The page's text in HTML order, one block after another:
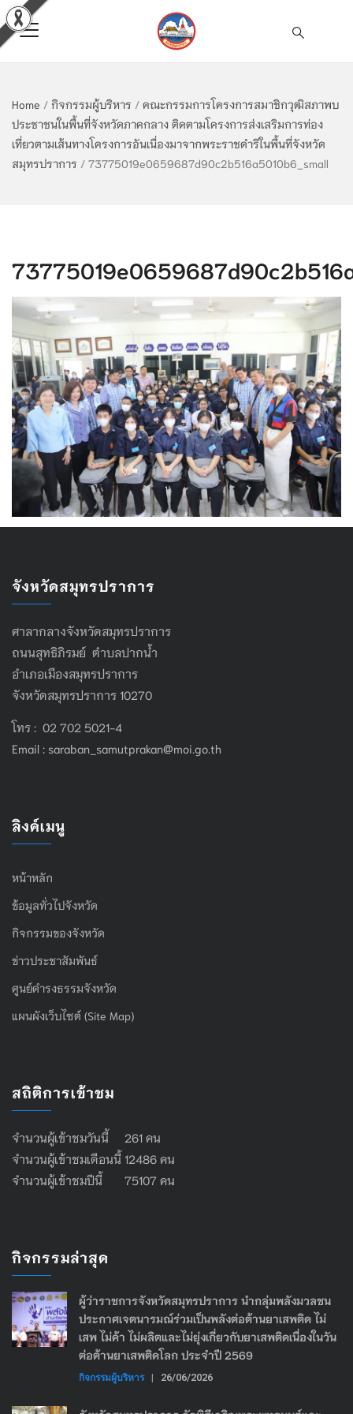
Home / กิจกรรมผู้บริหาร / คณะกรรมการโครงการสมาชิกวุฒิสภาพบ
ประชาชนในพื้นที่จังหวัดภาคกลาง ติดตามโครงการส่งเสริมการท่อง
เที่ยวตามเส้นทางโครงการอันเนื่องมาจากพระราชดำริในพื้นที่จังหวัด
สมุทรปราการ / 73775019e0659687d90c2b516a5010b6_small
จังหวัดสมุทรปราการ
ศาลากลางจังหวัดสมุทรปราการ
ถนนสุทธิภิรมย์ ตำบลปากน้ำ
อำเภอเมืองสมุทรปราการ
จังหวัดสมุทรปราการ 10270
โทร : 02 702 5021-4
Email : saraban_samutprakan@moi.go.th
ลิงค์เมนู
หน้าหลัก
ข้อมูลทั่วไปจังหวัด
กิจกรรมของจังหวัด
ข่าวประชาสัมพันธ์
ศูนย์ดำรงธรรมจังหวัด
แผนผังเว็บไซต์ (Site Map)
สถิติการเข้าชม
จำนวนผู้เข้าชมวันนี้ 261 คน
จำนวนผู้เข้าชมเดือนนี้ 12486 คน
จำนวนผู้เข้าชมปีนี้ 75107 คน
กิจกรรมล่าสุด
ผู้ว่าราชการจังหวัดสมุทรปราการ นำกลุ่มพลังมวลชน
ประกาศเจตนารมณ์ร่วมเป็นพลังต่อต้านยาเสพติด ไม่
เสพ ไม่ค้า ไม่ผลิตและไม่ยุ่งเกี่ยวกับยาเสพติดเนื่องในวัน
ต่อต้านยาเสพติดโลก ประจำปี 2569
กิจกรรมผู้บริหาร | 26/06/2026